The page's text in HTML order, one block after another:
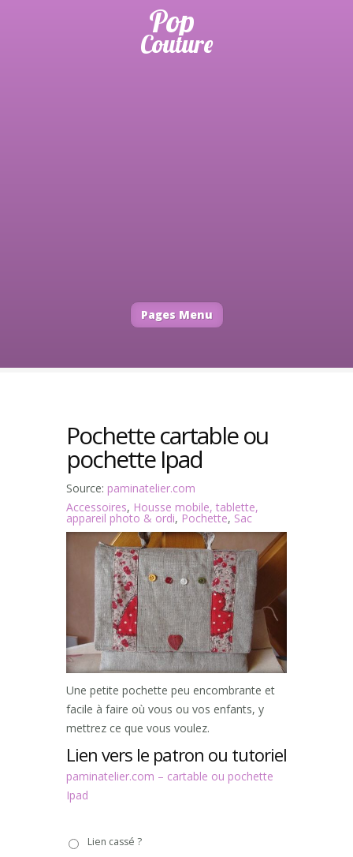
Pages Menu
Pochette cartable ou
pochette Ipad
Source: paminatelier.com
Accessoires, Housse mobile, tablette,
appareil photo & ordi, Pochette, Sac
Une petite pochette peu encombrante et
facile à faire où vous ou vos enfants, y
mettrez ce que vous voulez.
Lien vers le patron ou tutoriel
paminatelier.com – cartable ou pochette
Ipad
casséLien cassé ?